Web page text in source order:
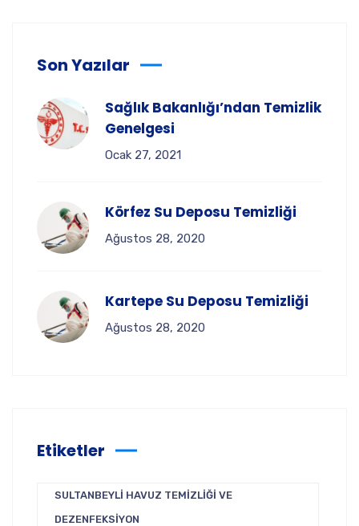
Son Yazılar
Sağlık Bakanlığı’ndan Temizlik
Genelgesi
Ocak 27, 2021
Körfez Su Deposu Temizliği
Ağustos 28, 2020
Kartepe Su Deposu Temizliği
Ağustos 28, 2020
Etiketler
SULTANBEYLI HAVUZ TEMIZLIĞI VE
DEZENFEKSIYON